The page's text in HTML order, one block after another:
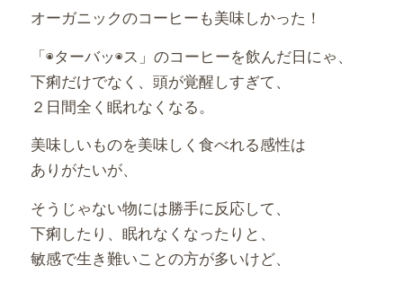
オーガニックのコーヒーも美味しかった！
「◉ターバッ◉ス」のコーヒーを飲んだ日にゃ、
下痢だけでなく、頭が覚醒しすぎて、
２日間全く眠れなくなる。
美味しいものを美味しく食べれる感性は
ありがたいが、
そうじゃない物には勝手に反応して、
下痢したり、眠れなくなったりと、
敏感で生き難いことの方が多いけど、